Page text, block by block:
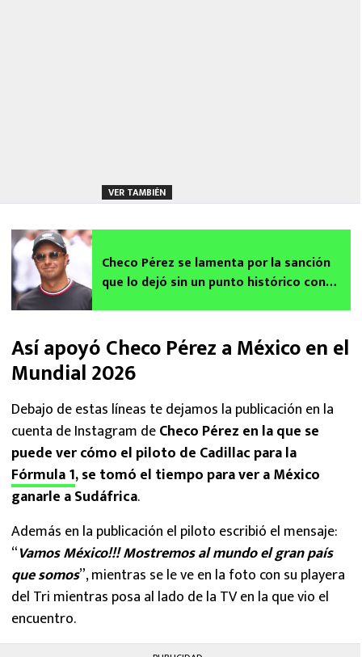
VER TAMBIÉN
Checo Pérez se lamenta por la sanción
que lo dejó sin un punto histórico con
Así apoyó Checo Pérez a México en el
Mundial 2026
Debajo de estas líneas te dejamos la publicación en la
cuenta de Instagram deCheco Pérez en la que se
puede ver cómo el piloto de Cadillac para la
Fórmula 1, se tomó el tiempo para ver a México
ganarle a Sudáfrica.
Además en la publicación el piloto escribió el mensaje:
“Vamos México!!! Mostremos al mundo el gran país
que somos”, mientras se le ve en la foto con su playera
del Tri mientras posa al lado de la TV en la que vio el
encuentro.